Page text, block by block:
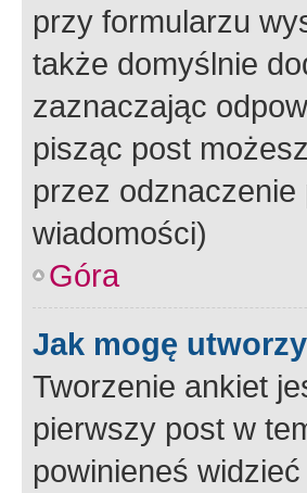
przy formularzu
także domyślnie
zaznaczając
pisząc post
przez odznaczenie
wiadomości)
Góra
Jak mogę
Tworzenie ankiet
pierwszy post w
powinieneś